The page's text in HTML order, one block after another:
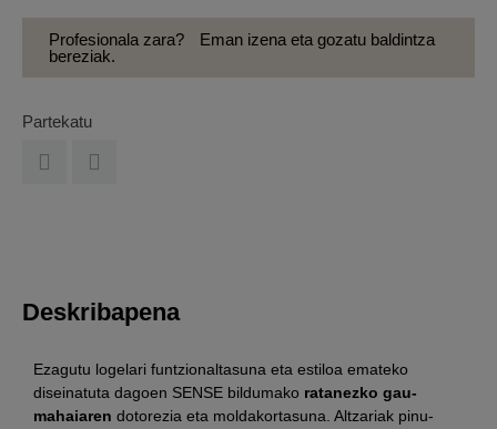
Profesionala zara?
Eman izena eta gozatu baldintza
bereziak.
Partekatu
Deskribapena
Ezagutu logelari funtzionaltasuna eta estiloa emateko
diseinatuta dagoen SENSE bildumako ratanezko gau-
mahaiaren dotorezia eta moldakortasuna. Altzariak pinu-